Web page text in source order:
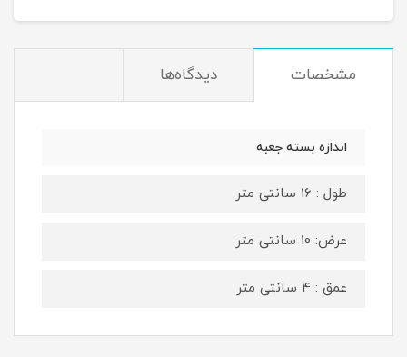
مشخصات دیدگاه‌ها
اندازه بسته جعبه
طول : 16 سانتی متر
عرض: 10 سانتی متر
عمق : 4 سانتی متر